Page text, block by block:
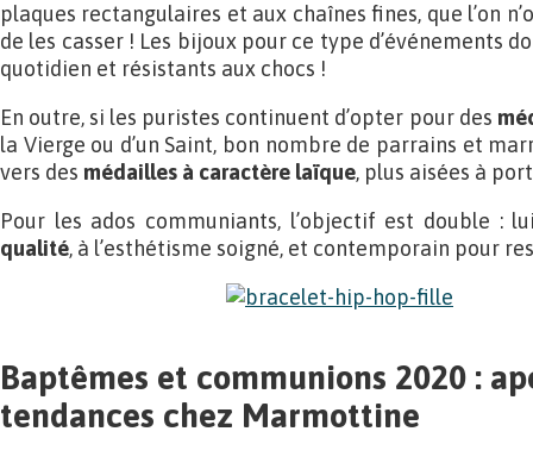
plaques rectangulaires et aux chaînes fines, que l’on
de les casser ! Les bijoux pour ce type d’événements
quotidien et résistants aux chocs !
En outre, si les puristes continuent d’opter pour des
la Vierge ou d’un Saint, bon nombre de parrains et
vers des médailles à caractère laïque, plus aisées à
Pour les ados communiants, l’objectif est double
qualité, à l’esthétisme soigné, et contemporain pour
Baptêmes et communions 2020 :
tendances chez Marmottine